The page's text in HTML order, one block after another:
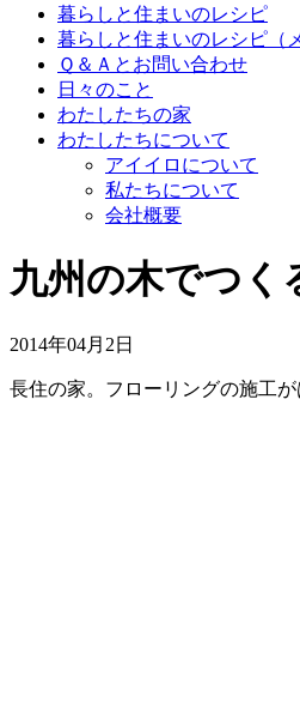
暮らしと住まいのレシピ
暮らしと住まいのレシピ（
Ｑ＆Ａとお問い合わせ
日々のこと
わたしたちの家
わたしたちについて
アイイロについて
私たちについて
会社概要
九州の木でつく
2014年04月2日
長住の家。フローリングの施工が